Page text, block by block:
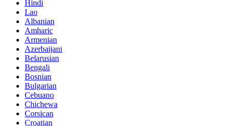
Hindi
Lao
Albanian
Amharic
Armenian
Azerbaijani
Belarusian
Bengali
Bosnian
Bulgarian
Cebuano
Chichewa
Corsican
Croatian